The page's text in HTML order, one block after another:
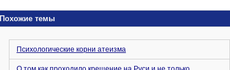
Похожие темы
Психологические корни атеизма